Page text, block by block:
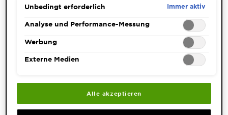
sich vor äußeren Einflüssen zu schützen und
ausreichend Feuchtigkeit zu speichern.
Antioxidantien
wie Vitamin C und E fangen aggressive freie Radikale
ab, die durch UV-Strahlung, Abgase, Feinstaub oder
Stress entstehen. Fehlen diese Mikronährstoffe, zeigt
sich das schnell: Die Haut wird fahl, verliert an
Kombination aus gezielter Pflege und vitaminreicher
Anti-Aging Ernährungbildet die Basis für ein
gesundes Hautbild.
abgelehnt ("Ohne Einwilligung fortfahren")
sind ebenfalls möglich und speicherbar ("Auswahl
speichern"). Die Auswahl kann jederzeit unter dem Link
"Cookie-Einstellungen" angepasst werden. Für weitere
Informationen s. unsere Datenschutzinformationen.
Unbedingt erforderlich Immer aktiv
Analyse und Performance-Messung
Werbung
Externe Medien
Alle akzeptieren